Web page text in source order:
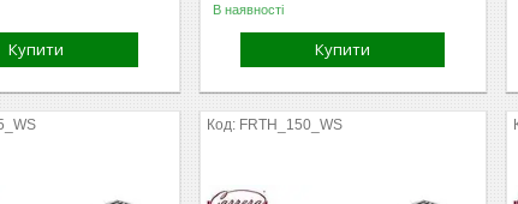
Купити
В наявності
Купити
FRTH_150_WS